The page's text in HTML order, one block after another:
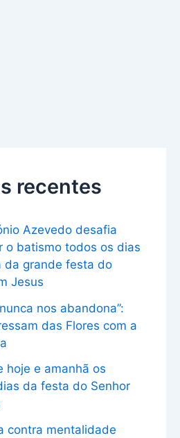
recentes
Azevedo desafia
o batismo todos os dias
da grande festa do
Jesus
nos abandona”:
das Flores com a
hoje e amanhã os
da festa do Senhor
contra mentalidade